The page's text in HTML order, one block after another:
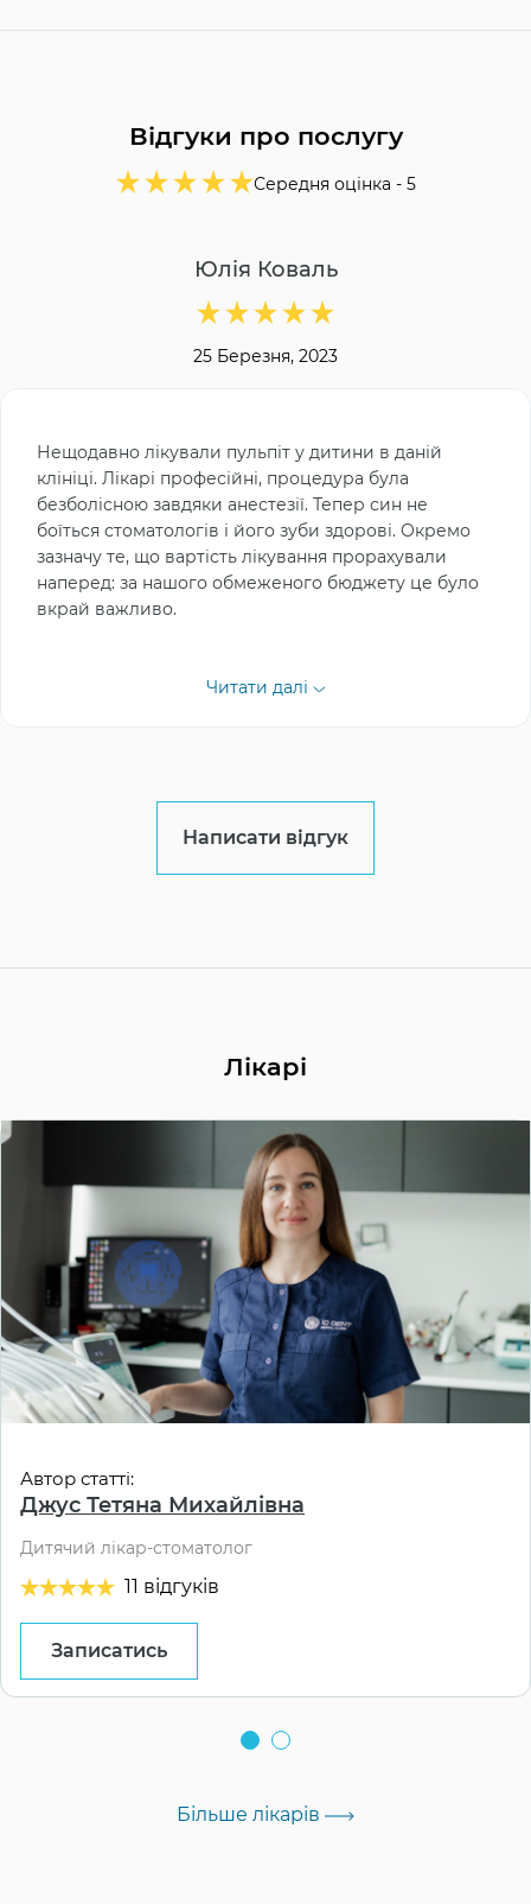
Відгуки про послугу
Середня оцінка - 5
Юлія Коваль
25 Березня, 2023
Нещодавно лікували пульпіт у дитини в даній
клініці. Лікарі професійні, процедура була
безболісною завдяки анестезії. Тепер син не
боїться стоматологів і його зуби здорові. Окремо
зазначу те, що вартість лікування прорахували
наперед: за нашого обмеженого бюджету це було
вкрай важливо.
Читати далі
Написати відгук
Лікарі
Автор статті:
Джус Тетяна Михайлівна
Дитячий лікар-стоматолог
11 відгуків
Записатись
Більше лікарів